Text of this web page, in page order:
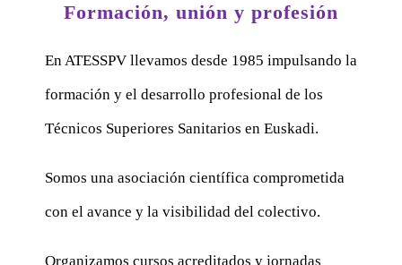
Formación, unión y profesión
En ATESSPV llevamos desde 1985 impulsando la
formación y el desarrollo profesional de los
Técnicos Superiores Sanitarios en Euskadi.
Somos una asociación científica comprometida
con el avance y la visibilidad del colectivo.
Organizamos cursos acreditados y jornadas